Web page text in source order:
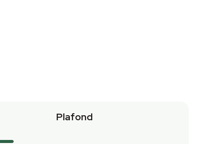
Plafond